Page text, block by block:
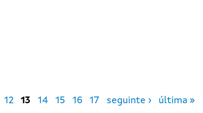
12 13 14 15 16 17 seguinte › última »